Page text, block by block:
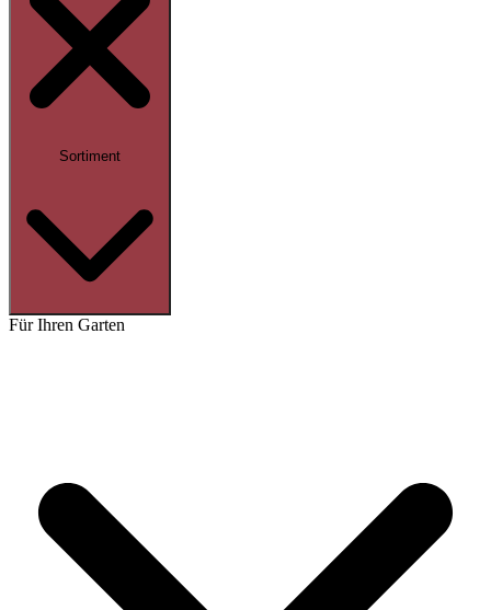
Sortiment
Für Ihren Garten